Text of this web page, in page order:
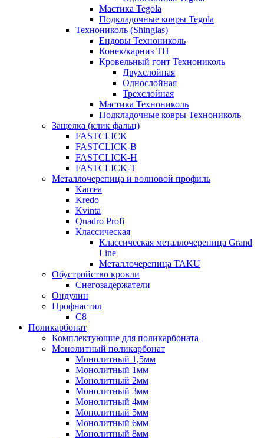
Мастика Tegola
Подкладочные ковры Tegola
Технониколь (Shinglas)
Ендовы Технониколь
Конек/карниз ТН
Кровельный гонт Технониколь
Двухслойная
Однослойная
Трехслойная
Мастика Технониколь
Подкладочные ковры Технониколь
Защелка (клик фальц)
FASTCLICK
FASTCLICK-B
FASTCLICK-H
FASTCLICK-T
Металлочерепица и волновой профиль
Kamea
Kredo
Kvinta
Quadro Profi
Классическая
Классическая металлочерепица Grand
Line
Металлочерепица TAKU
Обустройство кровли
Снегозадержатели
Ондулин
Профнастил
С8
Поликарбонат
Комплектующие для поликарбоната
Монолитный поликарбонат
Монолитный 1,5мм
Монолитный 1мм
Монолитный 2мм
Монолитный 3мм
Монолитный 4мм
Монолитный 5мм
Монолитный 6мм
Монолитный 8мм